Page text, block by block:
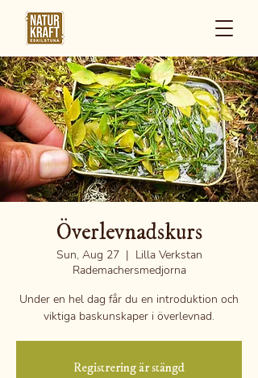
Överlevnadskurs
Sun, Aug 27
  |
Lilla Verkstan
Rademachersmedjorna
Under en hel dag får du en introduktion och
viktiga baskunskaper i överlevnad.
Registrering är stängd